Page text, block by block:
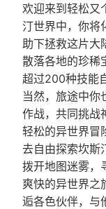
欢迎来到轻松又
汀世界中，你将
助下拯救这片大
散落各地的珍稀
超过200种技能
当然，旅途中你
作战，共同挑战
轻松的异世界冒
去自由探索坎斯
拨开地图迷雾，
爽快的异世界之
逅各色伙伴，与